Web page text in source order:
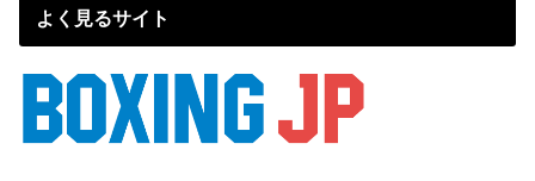
よく見るサイト